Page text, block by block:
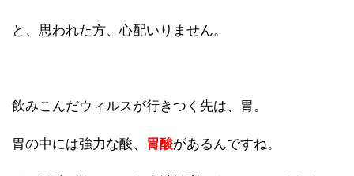
と、思われた方、心配いりません。
飲みこんだウィルスが行きつく先は、胃。
胃の中には強力な酸、 胃酸があるんですね。